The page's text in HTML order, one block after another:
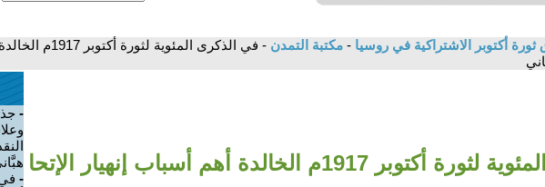
أكتوبر الاشتراكية في روسيا - مكتبة التمدن
- في الذكرى المئوية
في الذكرى المئوية لثورة أكتوبر 1917م الخالدة أهم أسباب إنهيار الإتحا
-
-